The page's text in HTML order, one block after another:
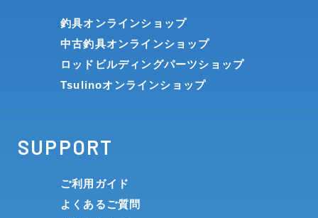
釣具オンラインショップ
中古釣具オンラインショップ
ロッドビルディングパーツショップ
Tsulinoオンラインショップ
SUPPORT
ご利用ガイド
よくあるご質問